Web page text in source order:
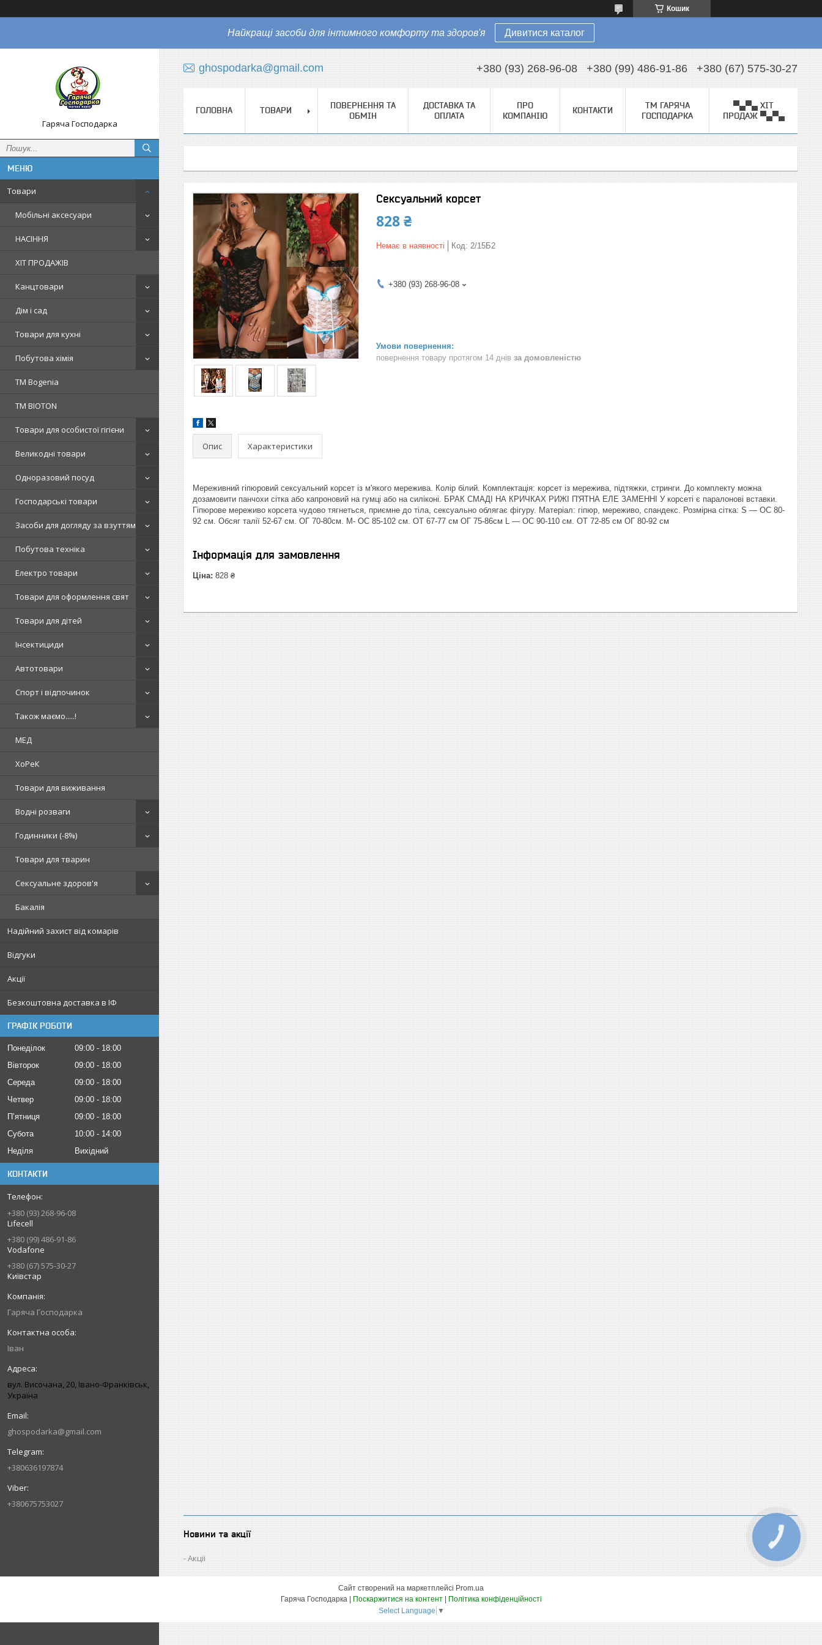
Кошик
Найкращі засоби для інтимного комфорту та здоров'я Дивитися каталог
Гаряча Господарка
Товари
Мобільні аксесуари
НАСІННЯ
ХІТ ПРОДАЖІВ
Канцтовари
Дім і сад
Товари для кухні
Побутова хімія
ТМ Bogenia
ТМ BIOTON
Товари для особистої гігієни
Великодні товари
Одноразовий посуд
Господарські товари
Засоби для догляду за взуттям
Побутова техніка
Електро товари
Товари для оформлення свят
Товари для дітей
Інсектициди
Автотовари
Спорт і відпочинок
Також маємо.....!
МЕД
ХоРеК
Товари для виживання
Водні розваги
Годинники (-8%)
Товари для тварин
Сексуальне здоров'я
Бакалія
Надійний захист від комарів
Відгуки
Акції
Безкоштовна доставка в ІФ
ГРАФІК РОБОТИ
Понеділок 09:00
18:00
Вівторок
09:00
18:00
Середа
09:00
18:00
Четвер
09:00
18:00
Пʼятниця
09:00
18:00
Субота
10:00
14:00
Неділя
Вихідний
КОНТАКТИ
+380 (93) 268-96-08
Lifecell
+380 (99) 486-91-86
Vodafone
+380 (67) 575-30-27
Київстар
Гаряча Господарка
Іван
вул. Височана, 20, Івано-Франківськ,
Україна
ghospodarka@gmail.com
+380636197874
+380675753027
ghospodarka@gmail.com +380 (93) 268-96-08 +380 (99) 486-91-86 +380 (67) 575-30-27
ГОЛОВНА ТОВАРИ
ПОВЕРНЕННЯ ТА
ОБМІН
ДОСТАВКА ТА
ОПЛАТА
ПРО
КОМПАНІЮ
КОНТАКТИ
ТМ ГАРЯЧА
ГОСПОДАРКА
▀▄▀▄ ХІТ
ПРОДАЖ ▀▄▀▄
Сексуальний корсет
828 ₴
Немає в наявності Код: 2/15Б2
+380 (93) 268-96-08
повернення товару протягом 14 днів за домовленістю
Опис Характеристики
Мереживний гіпюровий сексуальний корсет із м'якого мережива. Колір білий. Комплектація: корсет із мережива, підтяжки, стринги. До комплекту можна
дозамовити панчохи сітка або капроновий на гумці або на силіконі. БРАК СМАДІ НА КРИЧКАХ РИЖІ П'ЯТНА ЕЛЕ ЗАМЕННІ У корсеті є паралонові вставки.
Гіпюрове мереживо корсета чудово тягнеться, приємне до тіла, сексуально облягає фігуру. Матеріал: гіпюр, мереживо, спандекс. Розмірна сітка: S — ОС 80-
92 см. Обсяг талії 52-67 см. ОГ 70-80см. M- ОС 85-102 см. ОТ 67-77 см ОГ 75-86см L — ОС 90-110 см. ОТ 72-85 см ОГ 80-92 см
Інформація для замовлення
Ціна: 828 ₴
Новини та акції
Акції
Сайт створений на маркетплейсі Prom.ua
Поскаржитися на контент
Політика конфіденційності
Select Language ▼
КНОПКА
ЗВ'ЯЗКУ